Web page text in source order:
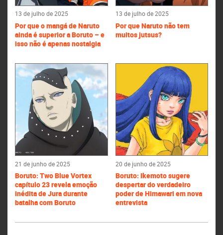
13 de julho de 2025
Por que o mangá de Naruto
ainda é superior a Boruto – e
isso não é apenas nostalgia
13 de julho de 2025
Por que Naruto não tem
muitos jutsus?
21 de junho de 2025
Boruto: Two Blue Vortex
capítulo 23 revela emoção
inédita de Jura durante
batalha com Boruto
20 de junho de 2025
Boruto: Ikemoto sugere
despertar do verdadeiro
poder de Himawari em nova
entrevista